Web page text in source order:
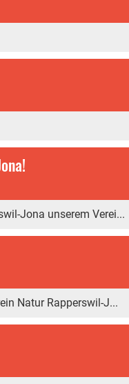
Jona unserem Verei...
Natur Rapperswil-J...